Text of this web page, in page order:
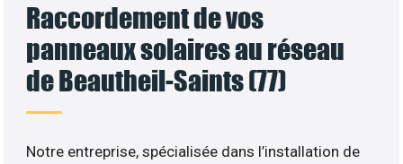
Raccordement de vos
panneaux solaires au réseau
de Beautheil-Saints (77)
Notre entreprise, spécialisée dans l’installation de